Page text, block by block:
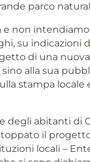
parco
e non
su indicazioni
di una
sino alla sua
stampa
degli abitanti di
il
locali –